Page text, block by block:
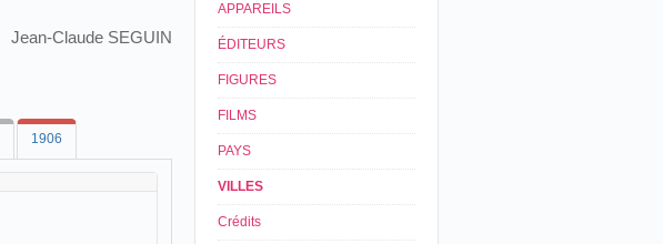
Jean-Claude SEGUIN
1906
APPAREILS
ÉDITEURS
FIGURES
FILMS
PAYS
VILLES
Crédits